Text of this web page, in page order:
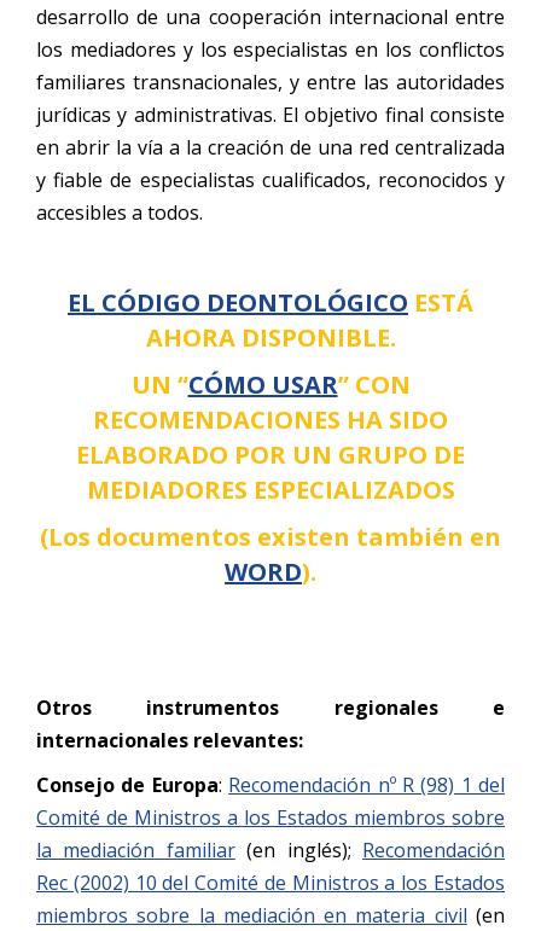
desarrollo de una cooperación internacional entre
los mediadores y los especialistas en los conflictos
familiares transnacionales, y entre las autoridades
jurídicas y administrativas. El objetivo final consiste
en abrir la vía a la creación de una red centralizada
y fiable de especialistas cualificados, reconocidos y
accesibles a todos.
EL CÓDIGO DEONTOLÓGICO ESTÁ
AHORA DISPONIBLE.
UN “CÓMO USAR” CON
RECOMENDACIONES HA SIDO
ELABORADO POR UN GRUPO DE
MEDIADORES ESPECIALIZADOS
(Los documentos existen también en
WORD).
Otros instrumentos regionales e
internacionales relevantes:
Consejo de Europa: Recomendación nº R (98) 1 del
Comité de Ministros a los Estados miembros sobre
la mediación familiar(en inglés); Recomendación
Rec (2002) 10 del Comité de Ministros a los Estados
miembros sobre la mediación en materia civil (en